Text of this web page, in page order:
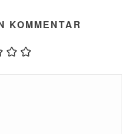
KOMMENTAR